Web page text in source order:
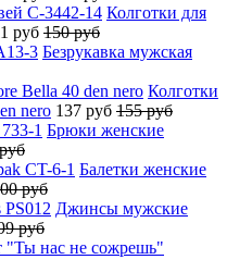
Колготки для
руб 150 руб
Безрукавка мужская
Колготки
nero 137 руб 155 руб
Брюки женские
Балетки женские
руб
Джинсы мужские
руб